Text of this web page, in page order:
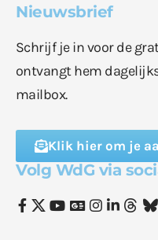
Nieuwsbrief
Schrijf je in voor de
ontvangt hem
mailbox.
Klik hier om je
Volg WdG via